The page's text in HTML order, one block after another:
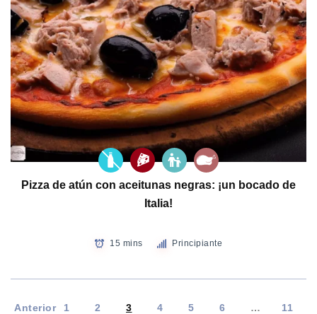
Pizza de atún con aceitunas negras: ¡un bocado de
Italia!
15 mins Principiante
Anterior 1 2 3 4 5 6 … 11